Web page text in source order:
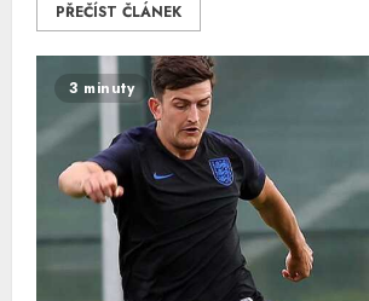
PŘEČÍST ČLÁNEK
3 minuty